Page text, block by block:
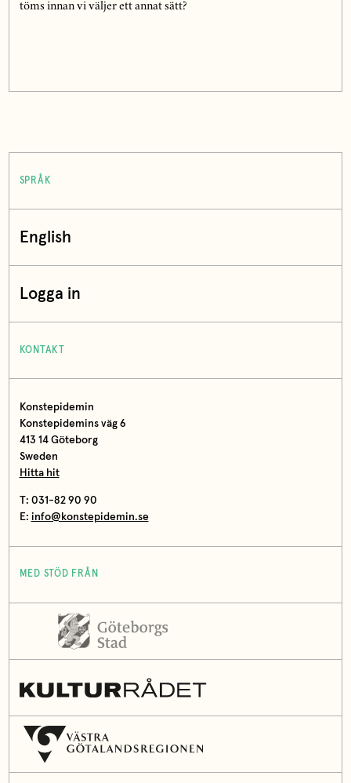
töms innan vi väljer ett annat sätt?
SPRÅK
English
Logga in
KONTAKT
Konstepidemin
Konstepidemins väg 6
413 14 Göteborg
Sweden
Hitta hit
T: 031-82 90 90
E: info@konstepidemin.se
MED STÖD FRÅN